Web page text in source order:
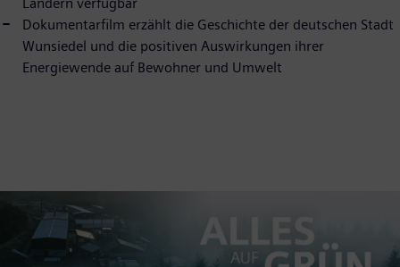
Dokumentarfilm erzählt die Geschichte der deutschen Stadt
Wunsiedel und die positiven Auswirkungen ihrer
Energiewende auf Bewohner und Umwelt